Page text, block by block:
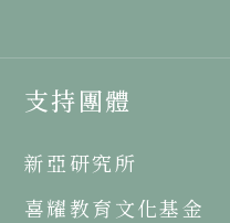
支持團體
新亞研究所
喜耀教育文化基金